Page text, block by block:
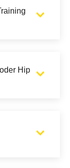
Hip